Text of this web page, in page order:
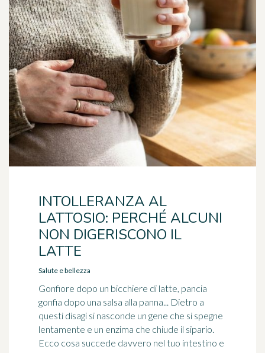
INTOLLERANZA AL
LATTOSIO: PERCHÉ ALCUNI
NON DIGERISCONO IL
LATTE
Salute e bellezza
Gonfiore dopo un bicchiere di latte, pancia
gonfia dopo una salsa alla panna... Dietro a
questi disagi si nasconde un gene che si spegne
lentamente e un enzima che chiude il sipario.
Ecco cosa succede davvero nel tuo intestino e